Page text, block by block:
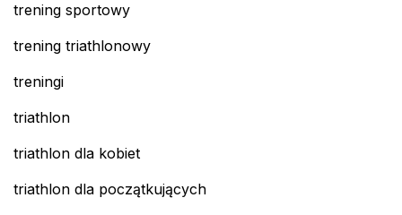
trening sportowy
trening triathlonowy
treningi
triathlon
triathlon dla kobiet
triathlon dla początkujących